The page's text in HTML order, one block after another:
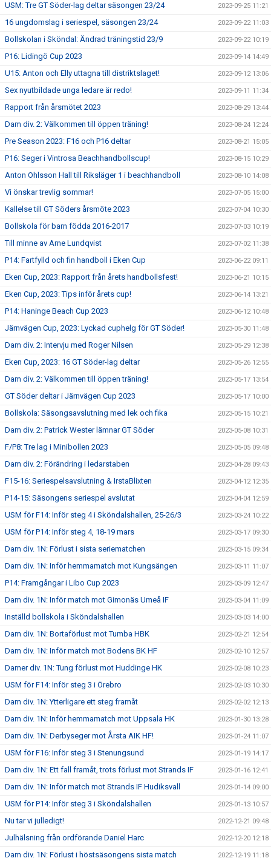
USM: Tre GT Söder-lag deltar säsongen 23/24 2023-09-25 11:21
16 ungdomslag i seriespel, säsongen 23/24 2023-09-22 11:03
Bollskolan i Sköndal: Ändrad träningstid 23/9 2023-09-22 10:19
P16: Lidingö Cup 2023 2023-09-14 14:49
U15: Anton och Elly uttagna till distriktslaget! 2023-09-12 13:06
Sex nyutbildade unga ledare är redo! 2023-09-11 11:34
Rapport från årsmötet 2023 2023-08-29 13:44
Dam div. 2: Välkommen till öppen träning! 2023-08-24 12:24
Pre Season 2023: F16 och P16 deltar 2023-08-21 15:05
P16: Seger i Vintrosa Beachhandbollscup! 2023-08-15 10:29
Anton Ohlsson Hall till Riksläger 1 i beachhandboll 2023-08-10 14:08
Vi önskar trevlig sommar! 2023-07-05 15:00
Kallelse till GT Söders årsmöte 2023 2023-07-04 10:30
Bollskola för barn födda 2016-2017 2023-07-03 10:19
Till minne av Arne Lundqvist 2023-07-02 11:38
P14: Fartfylld och fin handboll i Eken Cup 2023-06-22 09:11
Eken Cup, 2023: Rapport från årets handbollsfest! 2023-06-21 10:15
Eken Cup, 2023: Tips inför årets cup! 2023-06-14 13:21
P14: Haninge Beach Cup 2023 2023-06-12 10:48
Järnvägen Cup, 2023: Lyckad cuphelg för GT Söder! 2023-05-30 11:48
Dam div. 2: Intervju med Roger Nilsen 2023-05-29 12:38
Eken Cup, 2023: 16 GT Söder-lag deltar 2023-05-26 12:55
Dam div. 2: Välkommen till öppen träning! 2023-05-17 13:54
GT Söder deltar i Järnvägen Cup 2023 2023-05-17 10:00
Bollskola: Säsongsavslutning med lek och fika 2023-05-15 10:21
Dam div. 2: Patrick Wester lämnar GT Söder 2023-05-08 10:31
F/P8: Tre lag i Minibollen 2023 2023-05-05 09:48
Dam div. 2: Förändring i ledarstaben 2023-04-28 09:43
F15-16: Seriespelsavslutning & IrstaBlixten 2023-04-12 12:35
P14-15: Säsongens seriespel avslutat 2023-04-04 12:59
USM för F14: Inför steg 4 i Sköndalshallen, 25-26/3 2023-03-24 10:22
USM för P14: Inför steg 4, 18-19 mars 2023-03-17 09:30
Dam div. 1N: Förlust i sista seriematchen 2023-03-15 09:34
Dam div. 1N: Inför hemmamatch mot Kungsängen 2023-03-11 11:07
P14: Framgångar i Libo Cup 2023 2023-03-09 12:47
Dam div. 1N: Inför match mot Gimonäs Umeå IF 2023-03-04 11:09
Inställd bollskola i Sköndalshallen 2023-03-03 14:00
Dam div. 1N: Bortaförlust mot Tumba HBK 2023-02-21 12:54
Dam div. 1N: Inför match mot Bodens BK HF 2023-02-10 12:57
Damer div. 1N: Tung förlust mot Huddinge HK 2023-02-08 10:23
USM för F14: Inför steg 3 i Örebro 2023-02-03 10:30
Dam div. 1N: Ytterligare ett steg framåt 2023-02-02 12:13
Dam div. 1N: Inför hemmamatch mot Uppsala HK 2023-01-30 13:28
Dam div. 1N: Derbyseger mot Årsta AIK HF! 2023-01-24 11:07
USM för F16: Inför steg 3 i Stenungsund 2023-01-19 14:17
Dam div. 1N: Ett fall framåt, trots förlust mot Strands IF 2023-01-16 12:41
Dam div. 1N: Inför match mot Strands IF Hudiksvall 2023-01-14 09:00
USM för P14: Inför steg 3 i Sköndalshallen 2023-01-13 10:57
Nu tar vi julledigt! 2022-12-21 09:48
Julhälsning från ordförande Daniel Harc 2022-12-20 12:18
Dam div. 1N: Förlust i höstsäsongens sista match 2022-12-19 11:18